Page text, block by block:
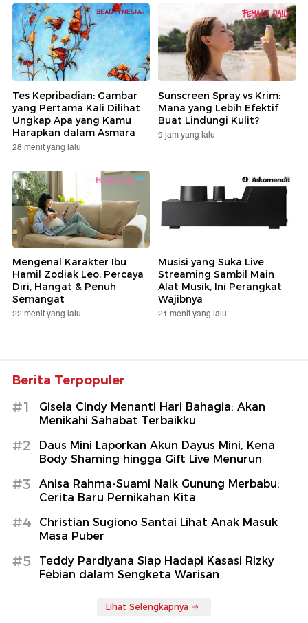
Tes Kepribadian: Gambar
yang Pertama Kali Dilihat
Ungkap Apa yang Kamu
Harapkan dalam Asmara
28 menit yang lalu
Sunscreen Spray vs Krim:
Mana yang Lebih Efektif
Buat Lindungi Kulit?
9 jam yang lalu
Mengenal Karakter Ibu
Hamil Zodiak Leo, Percaya
Diri, Hangat & Penuh
Semangat
22 menit yang lalu
Musisi yang Suka Live
Streaming Sambil Main
Alat Musik, Ini Perangkat
Wajibnya
21 menit yang lalu
Berita Terpopuler
#1
Gisela Cindy Menanti Hari Bahagia: Akan
Menikahi Sahabat Terbaikku
#2
Daus Mini Laporkan Akun Dayus Mini, Kena
Body Shaming hingga Gift Live Menurun
#3
Anisa Rahma-Suami Naik Gunung Merbabu:
Cerita Baru Pernikahan Kita
#4
Christian Sugiono Santai Lihat Anak Masuk
Masa Puber
#5
Teddy Pardiyana Siap Hadapi Kasasi Rizky
Febian dalam Sengketa Warisan
Lihat Selengkapnya